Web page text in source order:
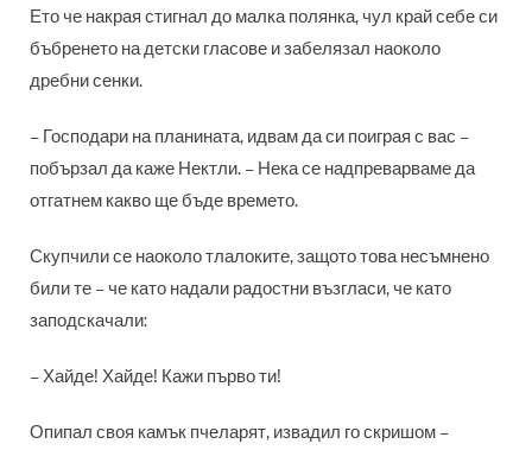
Ето че накрая стигнал до малка полянка, чул край себе си
бъбренето на детски гласове и забелязал наоколо
дребни сенки.
– Господари на планината, идвам да си поиграя с вас –
побързал да каже Нектли. – Нека се надпреварваме да
отгатнем какво ще бъде времето.
Скупчили се наоколо тлалоките, защото това несъмнено
били те – че като надали радостни възгласи, че като
заподскачали:
– Хайде! Хайде! Кажи първо ти!
Опипал своя камък пчеларят, извадил го скришом –